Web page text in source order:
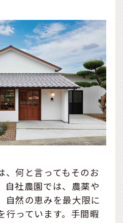
、何と言ってもそのお
自社農園では、農薬や
自然の恵みを最大限に
行っています。手間暇